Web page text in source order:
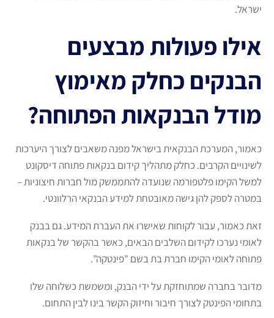
ישראל.
אילו פעולות מבצעים
הבנקים כחלק מאימוץ
מודל הבנקאות הפתוחה?
כאמור, המערכת הבנקאית בישראל מפנה משאבים לצורך היערכות
לשינויים הקרבים. כחלק מתהליך קידום בנקאות פתוחה דיסקונט
למשל הקימו פלטפורמה שנועדה להתממשק מול חברות חיצוניות –
במטרה לספק להן גישה מאובטחת למידע הבנקאי הרלוונטי.
זאת כאמור, עבור לקוחות שאישרו את העברת המידע. גם בבנק
לאומי נערכו לקידום השלבים הבאים, כאשר בהקשר של בנקאות
פתוחה לאומי הקימו חברת בת בשם "פינטקה".
מדובר בחברה שמתוחזקת על ידי הבנק, ומשמשת כשלוחה שלו
בתחומי הפינטק לצורך חיבור וחיזוק הקשר בינו לבין התחום.